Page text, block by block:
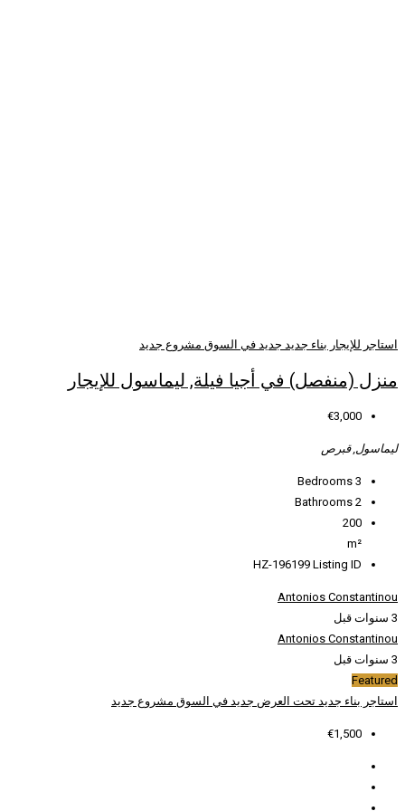
في السوقمشروع جديد
فيلة, ليماسول للإيجار
جديد في السوقمشروع جديد